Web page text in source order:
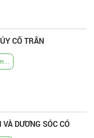
CỔ TRẤN
DƯƠNG SÓC CÓ